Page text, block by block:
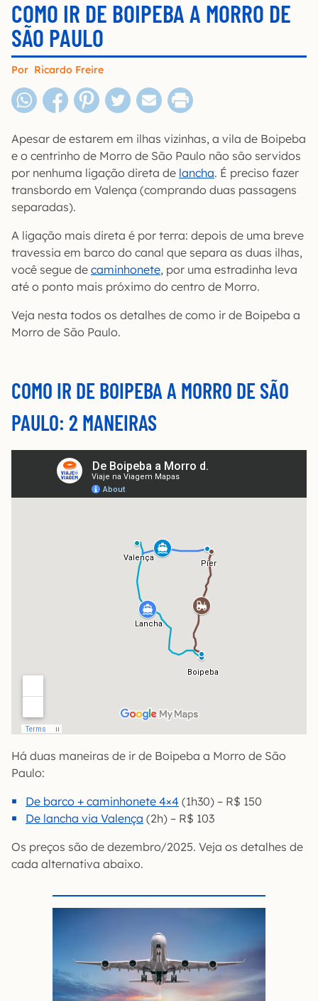
COMO IR DE BOIPEBA A MORRO DE
SÃO PAULO
Por Ricardo Freire
Apesar de estarem em ilhas vizinhas, a vila de Boipeba
e o centrinho de Morro de São Paulo não são servidos
por nenhuma ligação direta de lancha. É preciso fazer
transbordo em Valença (comprando duas passagens
separadas).
A ligação mais direta é por terra: depois de uma breve
travessia em barco do canal que separa as duas ilhas,
você segue de caminhonete, por uma estradinha leva
até o ponto mais próximo do centro de Morro.
Veja nesta todos os detalhes de como ir de Boipeba a
Morro de São Paulo.
COMO IR DE BOIPEBA A MORRO DE SÃO
PAULO: 2 MANEIRAS
Há duas maneiras de ir de Boipeba a Morro de São
Paulo:
De barco + caminhonete 4×4 (1h30) – R$ 150
De lancha via Valença (2h) – R$ 103
Os preços são de dezembro/2025. Veja os detalhes de
cada alternativa abaixo.